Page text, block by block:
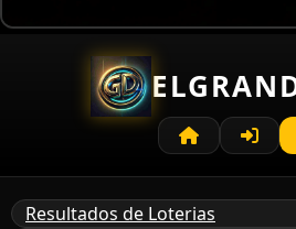
Resultados de Loterias